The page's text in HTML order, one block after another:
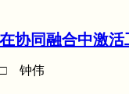
在协同融合中激
□ 钟伟